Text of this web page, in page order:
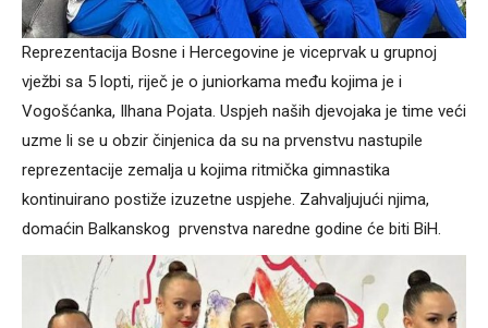
Reprezentacija Bosne i Hercegovine je viceprvak u grupnoj
vježbi sa 5 lopti, riječ je o juniorkama među kojima je i
Vogošćanka, Ilhana Pojata. Uspjeh naših djevojaka je time veći
uzme li se u obzir činjenica da su na prvenstvu nastupile
reprezentacije zemalja u kojima ritmička gimnastika
kontinuirano postiže izuzetne uspjehe. Zahvaljujući njima,
domaćin Balkanskog prvenstva naredne godine će biti BiH.